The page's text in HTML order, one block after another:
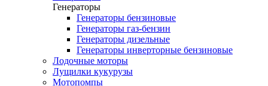
Генераторы
Генераторы бензиновые
Генераторы газ-бензин
Генераторы дизельные
Генераторы инверторные бензиновые
Лодочные моторы
Лущилки кукурузы
Мотопомпы